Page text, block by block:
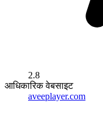
2.8
आधिकारिक वेबसाइट
aveeplayer.com